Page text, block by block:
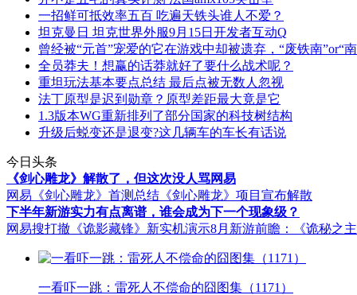
一招鲜可抵效率五百 吃遍天铁头谁人不爱？
坦克曼日 坦克世界外服9月15日开发者互动Q
曾经被“元首”宠爱的它在游戏中却被遗弃，“废铁南”or“南
全员莽夫！想赢的话莽就好了要什么战术呢？
重坦玩法基本要点总结 最后点被无数人忽视
法丁原型是迟到勋章？原型差距最大竟是它
1.3版本WG重新排列了部分国家的科技树结构
升级后蜕变还是退变?这几辆车的车长有话说
今日头条
《剑心雕龙》解散了，但这次没人骂网易
网易《剑心雕龙》首测总结 《剑心雕龙》项目宣布解散
下半年新游实力有点离谱，谁会成为下一个现象级？
网易搜打撤《诡影藏锋》新实机演示8月新游前瞻：《诡秘之
一看吓一跳：雷死人不偿命的囧图集（1171）